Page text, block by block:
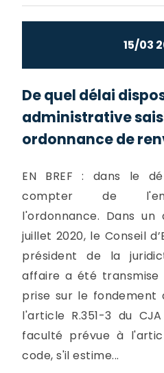
15/03
De quel délai
administrative
ordonnance de
EN BREF : dans le
compter de
l'ordonnance. Dans
juillet 2020, le Conseil
président de la
affaire a été transmise
prise sur le fondement
l'article R.351-3 du
faculté prévue à
code, s'il estime...